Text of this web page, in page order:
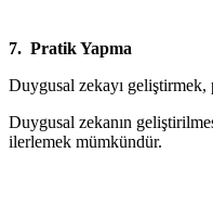
7. Pratik Yapma
Duygusal zekayı
Duygusal zekanın
ilerlemek mümkündür.